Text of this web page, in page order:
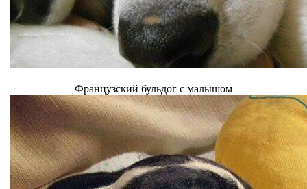
Французский бульдог с малышом